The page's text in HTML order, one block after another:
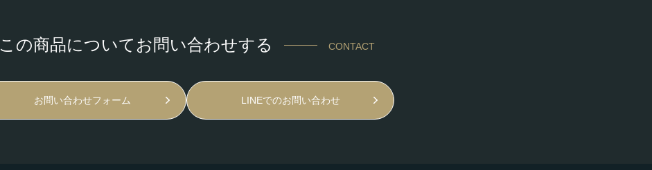
この商品についてお問い合わせする CONTACT
お問い合わせフォーム LINEでのお問い合わせ